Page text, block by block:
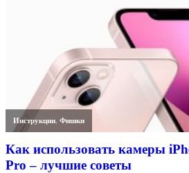
Инструкции,Фишки
Как использовать камеры
Pro – лучшие советы